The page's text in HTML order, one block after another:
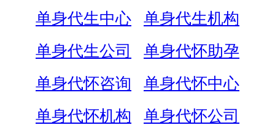
单身代生中心
单身代生机构
单身代生公司
单身代怀助孕
单身代怀咨询
单身代怀中心
单身代怀机构
单身代怀公司